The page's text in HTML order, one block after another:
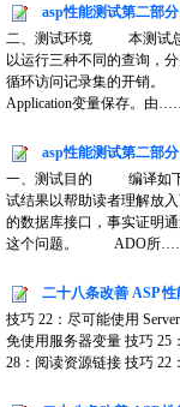
asp性能测试第二部
二、测试环境 本测试总
以运行三种不同的查询，
循环访问记录集的开销。
Application变量保存。由
asp性能测试第二部
一、测试目的 编译如下
试结果以帮助读者理解放
的数据库接口，事实证明
这个问题。 ADO所
二十八条改善 ASP
技巧 22：尽可能使用
免使用服务器变量 技巧 25
28：阅读资源链接 技巧 22